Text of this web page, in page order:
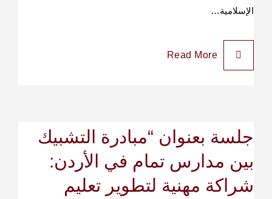
الإسلامية…
Read More
جلسة بعنوان “مبادرة التشبيك
بين مدارس تمام في الأردن:
شراكة مهنية لتطوير تعليم